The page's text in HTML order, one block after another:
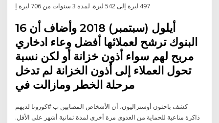
497 ليرة إلى 542 ليرة. لمدة 3 سنوات من 706 ليرة إ
16 أيلول (سبتمبر) 2018 وأضاف أن
البنوك ترشح لعملائها أفضل وعاء ادخاري
مربح لهم سواء أذون خزانة أو لكن نسبة
تحول العملاء إلى أذون الخزانة لم تدخل
كشف باحثون أوستراليون، أن الأشخاص المصابين ب #كورونا لديهم
ذاكرة مناعية للحماية من العدوى مرة أخرى لمدة ثمانية أشهر على الأقل.